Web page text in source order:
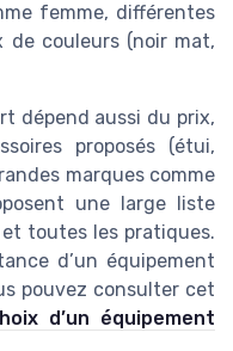
femme, différentes
de couleurs (noir mat,
dépend aussi du prix,
proposés (étui,
marques comme
une large liste
toutes les pratiques.
d’un équipement
pouvez consulter cet
d’un équipement